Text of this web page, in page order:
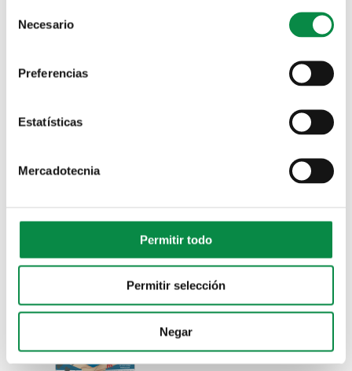
Selection
Necesario
Preferencias
Estatísticas
Mercadotecnia
Permitir todo
Permitir selección
Negar
Imagen:
Resultado do sorteo para a actividade de
Milladoiro
Abre o prazo para inscribirse nas sesións de
ioga terapéutico, taichi tradicional e chi kung
da Escola de Saúde